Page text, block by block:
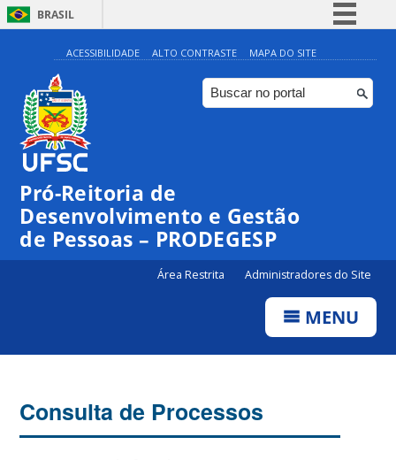
BRASIL
Simplifique!
Comunica BR
Participe
ACESSIBILIDADE ALTO CONTRASTE MAPA DO SITE
Pró-Reitoria de
Desenvolvimento e Gestão
de Pessoas – PRODEGESP
Área Restrita Administradores do Site
MENU
Consulta de Processos